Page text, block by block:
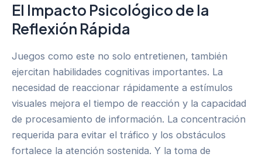
El Impacto Psicológico de la
Reflexión Rápida
Juegos como este no solo entretienen, también
ejercitan habilidades cognitivas importantes. La
necesidad de reaccionar rápidamente a estímulos
visuales mejora el tiempo de reacción y la capacidad
de procesamiento de información. La concentración
requerida para evitar el tráfico y los obstáculos
fortalece la atención sostenida. Y la toma de